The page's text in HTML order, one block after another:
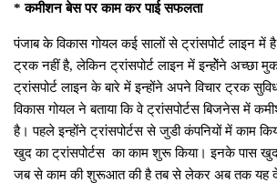
* कमीशन बेस पर काम कर पाई सफलता
पंजाब के विकास गोयल कई सालों से ट्रांसपोर्ट लाइन
ट्रक नहीं है, लेकिन ट्रांसपोर्ट लाइन में इन्‍होेंने अच्‍छा
ट्रांसपोर्ट लाइन के बारे में इन्‍होंने अपने विचार ट्रक
विकास गोयल ने बताया कि वे ट्रांसपोर्टस बिजनेस में
है। पहले इन्‍होंने ट्रांसपोर्टस से जुडी कंपनियों में काम
खुद का ट्रांसपोर्टस का काम शुरू किया। इनके पास खुद
जब से काम की शुरूआत की है तब से लेकर अब तक यह